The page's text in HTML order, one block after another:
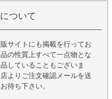
ついて
サイトにも掲載を行ってお
の性質上すべて一点物とな
していることもございま
よりご注文確認メールを送
待ち下さい。